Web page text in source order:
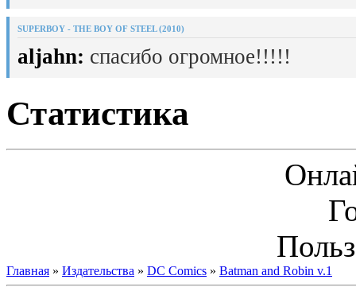
SUPERBOY - THE BOY OF STEEL (2010)
aljahn: спасибо огромное!!!!!
Статистика
Главная » Издательства » DC Comics » Batman and Robin v.1